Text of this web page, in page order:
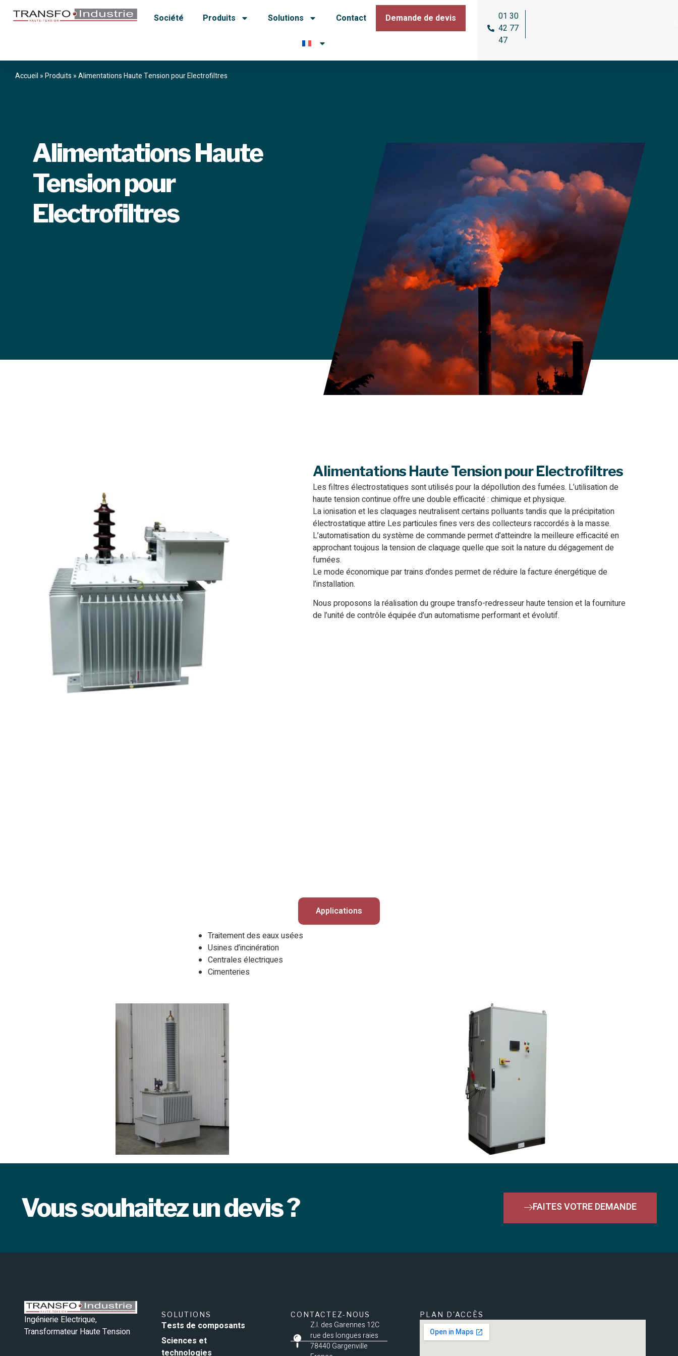
Société Produits Solutions Contact Demande de devis
01 30
42 77
47
Accueil »Produits »Alimentations Haute Tension pour Electrofiltres
Alimentations Haute
Tension pour
Electrofiltres
Alimentations Haute Tension pour Electrofiltres
Les filtres électrostatiques sont utilisés pour la dépollution des fumées. L’utilisation de
haute tension continue offre une double efficacité : chimique et physique.
La ionisation et les claquages neutralisent certains polluants tandis que la précipitation
électrostatique attire Les particules fines vers des collecteurs raccordés à la masse.
L’automatisation du système de commande permet d’atteindre la meilleure efficacité en
approchant toujous la tension de claquage quelle que soit la nature du dégagement de
fumées.
Le mode économique par trains d’ondes permet de réduire la facture énergétique de
l’installation.
Nous proposons la réalisation du groupe transfo-redresseur haute tension et la fourniture
de l’unité de contrôle équipée d’un automatisme performant et évolutif.
Applications
Traitement des eaux usées
Usines d’incinération
Centrales électriques
Cimenteries
Vous souhaitez un devis ? FAITES VOTRE DEMANDE
Ingénierie Electrique,
Transformateur Haute Tension
SOLUTIONS
Tests de composants
Sciences et
technologies
CONTACTEZ-NOUS
Z.I. des Garennes 12C
rue des longues raies
78440 Gargenville
PLAN D'ACCÈS